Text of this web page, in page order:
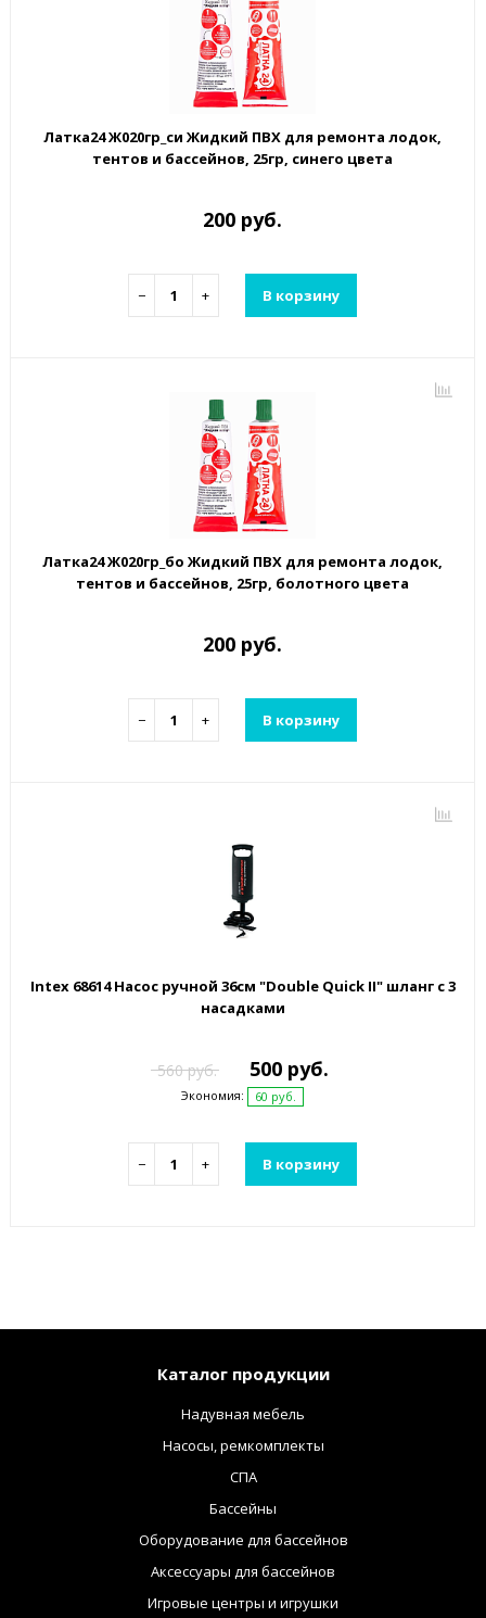
Латка24 Ж020гр_си Жидкий ПВХ для ремонта лодок,
тентов и бассейнов, 25гр, синего цвета
200 руб.
− + В корзину
Латка24 Ж020гр_бо Жидкий ПВХ для ремонта лодок,
тентов и бассейнов, 25гр, болотного цвета
200 руб.
− + В корзину
Intex 68614 Насос ручной 36см "Double Quick II" шланг с 3
насадками
560 руб. 500 руб.
Экономия: 60 руб.
− + В корзину
Каталог продукции
Надувная мебель
Насосы, ремкомплекты
СПА
Бассейны
Оборудование для бассейнов
Аксессуары для бассейнов
Игровые центры и игрушки